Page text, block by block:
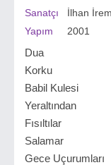
Sanatçı
İlhan İrem
Yapım
2001
Dua
Korku
Babil Kulesi
Yeraltından
Fısıltılar
Salamar
Gece Uçurumları